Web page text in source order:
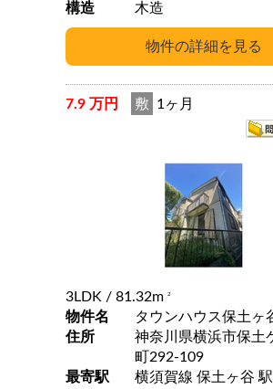
構造
木造
7.9 万円 敷 1ヶ月
3LDK / 81.32m 2
物件名
タウンハウス保土ヶ
住所
神奈川県横浜市保土
町292-109
最寄駅